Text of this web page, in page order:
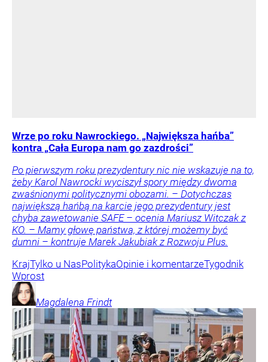
Wrze po roku Nawrockiego. „Największa hańba”
kontra „Cała Europa nam go zazdrości”
Po pierwszym roku prezydentury nic nie wskazuje na to,
żeby Karol Nawrocki wyciszył spory między dwoma
zwaśnionymi politycznymi obozami. – Dotychczas
największą hańbą na karcie jego prezydentury jest
chyba zawetowanie SAFE – ocenia Mariusz Witczak z
KO. – Mamy głowę państwa, z której możemy być
dumni – kontruje Marek Jakubiak z Rozwoju Plus.
KrajTylko u NasPolitykaOpinie i komentarzeTygodnik
Wprost
Magdalena Frindt